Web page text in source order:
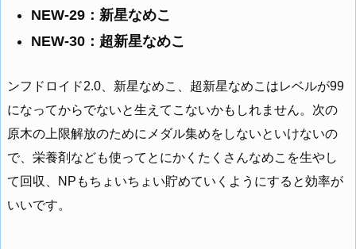
NEW-29：新星なめこ
NEW-30：超新星なめこ
ンフドロイド2.0、新星なめこ、超新星なめこはレベルが99
になってからでないと生えてこないかもしれません。次の
原木の上限解放のためにメダル集めをしないといけないの
で、栄養剤なども使ってとにかくたくさんなめこを生やし
て回収、NPもちょいちょい貯めていくようにすると効率が
いいです。